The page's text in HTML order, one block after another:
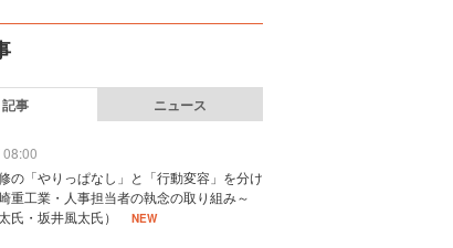
記事 ニュース
の「やりっぱなし」と「行動変容」を分け
重工業・人事担当者の執念の取り組み～
氏・坂井風太氏）
NEW